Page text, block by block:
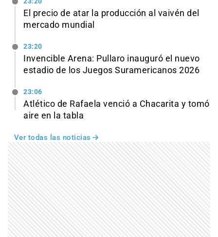
El precio de atar la producción al vaivén del
mercado mundial
23:20
Invencible Arena: Pullaro inauguró el nuevo
estadio de los Juegos Suramericanos 2026
23:06
Atlético de Rafaela venció a Chacarita y tomó
aire en la tabla
Ver todas las noticias